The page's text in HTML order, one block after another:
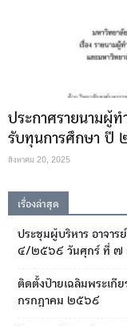
ประกาศรายนามผู้
รับทุนการศึกษา ปี
สิงหาคม 20, 2025
เรื่องล่าสุด
ประชุมผู้บริหาร อาจาร
๔/๒๕๖๙ วันศุกร์ ที่ ๗
ติดตั้งป้ายเฉลิมพระเกี
กรกฎาคม ๒๕๖๙